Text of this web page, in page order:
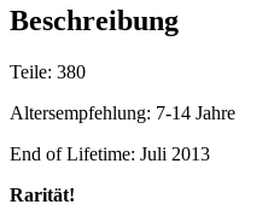
Beschreibung
Teile: 380
Altersempfehlung: 7-14 Jahre
End of Lifetime: Juli 2013
Rarität!